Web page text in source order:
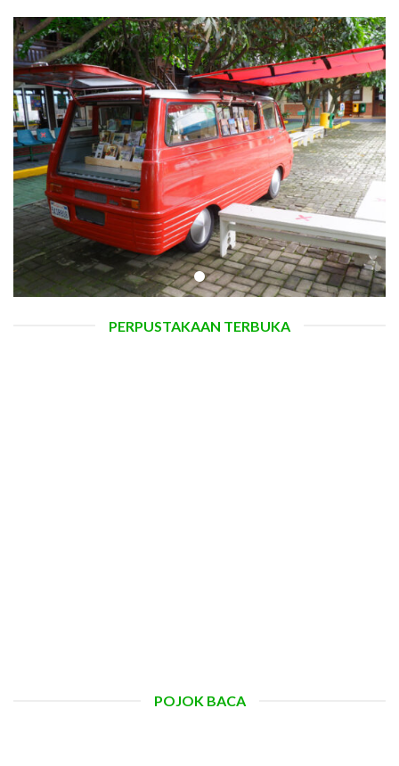
PERPUSTAKAAN TERBUKA
POJOK BACA